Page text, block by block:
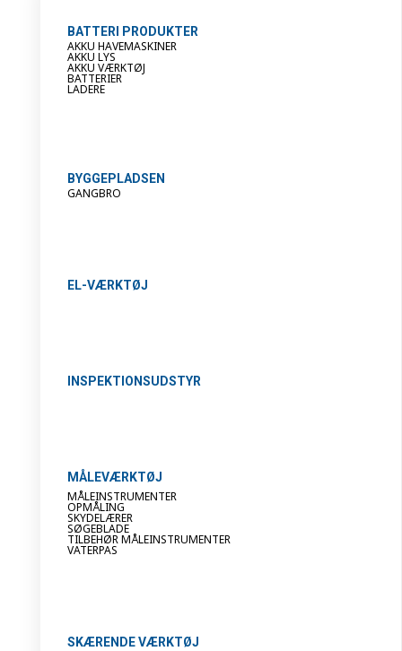
BATTERI PRODUKTER
AKKU HAVEMASKINER
AKKU LYS
AKKU VÆRKTØJ
BATTERIER
LADERE
BYGGEPLADSEN
GANGBRO
EL-VÆRKTØJ
INSPEKTIONSUDSTYR
MÅLEVÆRKTØJ
MÅLEINSTRUMENTER
OPMÅLING
SKYDELÆRER
SØGEBLADE
TILBEHØR MÅLEINSTRUMENTER
VATERPAS
SKÆRENDE VÆRKTØJ